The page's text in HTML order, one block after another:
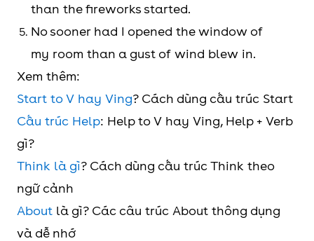
than the fireworks started.
No sooner had I opened the window of
my room than a gust of wind blew in.
Xem thêm:
Start to V hay Ving? Cách dùng cấu trúc Start
Cấu trúc Help: Help to V hay Ving, Help + Verb
gì?
Think là gì? Cách dùng cấu trúc Think theo
ngữ cảnh
About là gì? Các câu trúc About thông dụng
và dễ nhớ